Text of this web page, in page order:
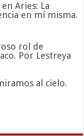
Aries: La
en mí misma.
rol de
Por Lestreya
al cielo.